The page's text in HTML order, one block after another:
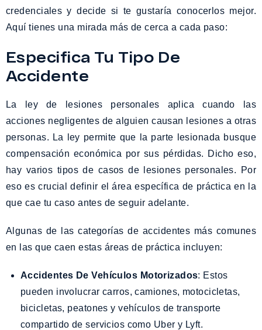
credenciales y decide si te gustaría conocerlos mejor.
Aquí tienes una mirada más de cerca a cada paso:
Especifica Tu Tipo De
Accidente
La ley de lesiones personales aplica cuando las
acciones negligentes de alguien causan lesiones a otras
personas. La ley permite que la parte lesionada busque
compensación económica por sus pérdidas. Dicho eso,
hay varios tipos de casos de lesiones personales. Por
eso es crucial definir el área específica de práctica en la
que cae tu caso antes de seguir adelante.
Algunas de las categorías de accidentes más comunes
en las que caen estas áreas de práctica incluyen:
Accidentes De Vehículos Motorizados: Estos
pueden involucrar carros, camiones, motocicletas,
bicicletas, peatones y vehículos de transporte
compartido de servicios como Uber y Lyft.